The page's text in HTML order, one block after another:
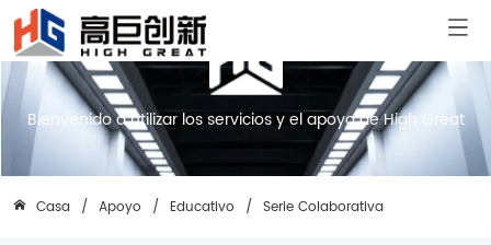
Bienvenido a utilizar los servicios y el apoyo de High Great
Casa / Apoyo / Educativo / Serie Colaborativa